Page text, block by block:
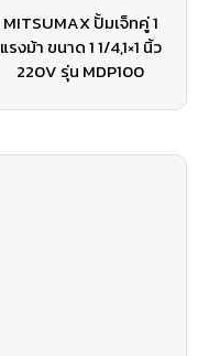
MITSUMAX ปั้มเจ็ทคู่ 1
แรงม้า ขนาด 1 1/4,1×1 นิ้ว
220V รุ่น MDP100